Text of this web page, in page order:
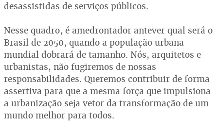
desassistidas de serviços públicos.
Nesse quadro, é amedrontador antever qual será o
Brasil de 2050, quando a população urbana
mundial dobrará de tamanho. Nós, arquitetos e
urbanistas, não fugiremos de nossas
responsabilidades. Queremos contribuir de forma
assertiva para que a mesma força que impulsiona
a urbanização seja vetor da transformação de um
mundo melhor para todos.